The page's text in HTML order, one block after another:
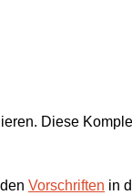
Diese
Vorschriften in